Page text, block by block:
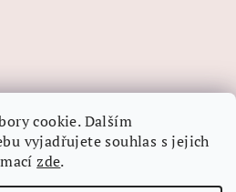
cookie. Dalším
vyjadřujete souhlas s jejich
zde.